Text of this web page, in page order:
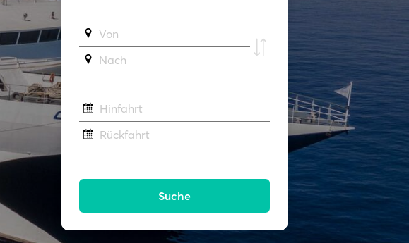
Von
Νach
Hinfahrt
Rückfahrt
Suche